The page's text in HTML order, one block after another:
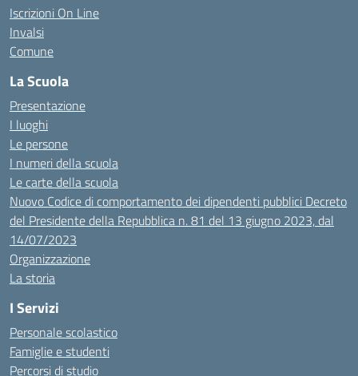
Iscrizioni On Line
Invalsi
Comune
La Scuola
Presentazione
I luoghi
Le persone
I numeri della scuola
Le carte della scuola
Nuovo Codice di comportamento dei dipendenti pubblici Decreto
del Presidente della Repubblica n. 81 del 13 giugno 2023, dal
14/07/2023
Organizzazione
La storia
I Servizi
Personale scolastico
Famiglie e studenti
Percorsi di studio